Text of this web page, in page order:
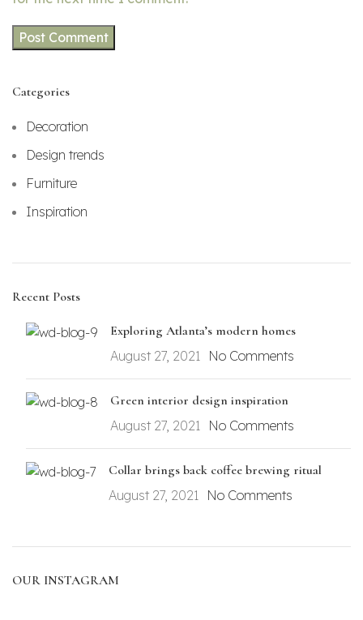
Categories
Decoration
Design trends
Furniture
Inspiration
Recent Posts
Exploring Atlanta’s modern homes
August 27, 2021
No Comments
Green interior design inspiration
August 27, 2021
No Comments
Collar brings back coffee brewing ritual
August 27, 2021
No Comments
OUR INSTAGRAM